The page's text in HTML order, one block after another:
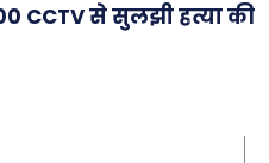
CCTV से सुलझी हत्या की